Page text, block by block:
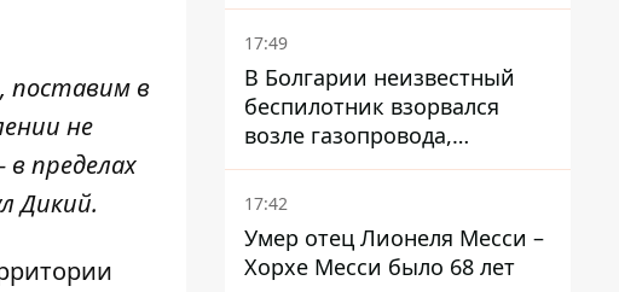
поставим в
не
пределах
Дикий.
17:49
В Болгарии неизвестный
беспилотник взорвался
возле газопровода,
которым поставляют газ в
Украину
17:42
Умер отец Лионеля Месси –
Хорхе Месси было 68 лет